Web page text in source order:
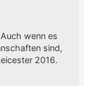
wenn es
sind,
2016.